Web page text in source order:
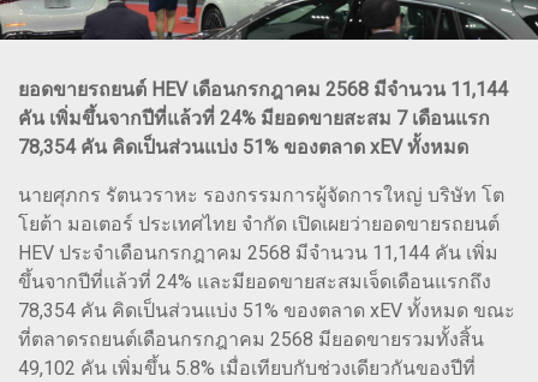
ยอดขายรถยนต์ HEV เดือนกรกฎาคม 2568 มีจำนวน 11,144
คัน เพิ่มขึ้นจากปีที่แล้วที่ 24% มียอดขายสะสม 7 เดือนแรก
78,354 คัน คิดเป็นส่วนแบ่ง 51% ของตลาด xEV ทั้งหมด
นายศุภกร รัตนวราหะ รองกรรมการผู้จัดการใหญ่ บริษัท โต
โยต้า มอเตอร์ ประเทศไทย จำกัด เปิดเผยว่ายอดขายรถยนต์
HEV ประจำเดือนกรกฎาคม 2568 มีจำนวน 11,144 คัน เพิ่ม
ขึ้นจากปีที่แล้วที่ 24% และมียอดขายสะสมเจ็ดเดือนแรกถึง
78,354 คัน คิดเป็นส่วนแบ่ง 51% ของตลาด xEV ทั้งหมด ขณะ
ที่ตลาดรถยนต์เดือนกรกฎาคม 2568 มียอดขายรวมทั้งสิ้น
49,102 คัน เพิ่มขึ้น 5.8% เมื่อเทียบกับช่วงเดียวกันของปีที่